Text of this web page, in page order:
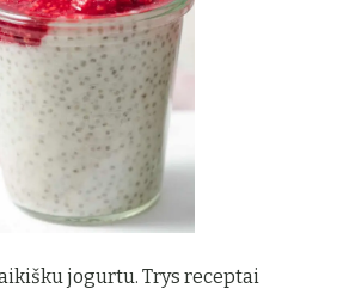
jogurtu. Trys receptai